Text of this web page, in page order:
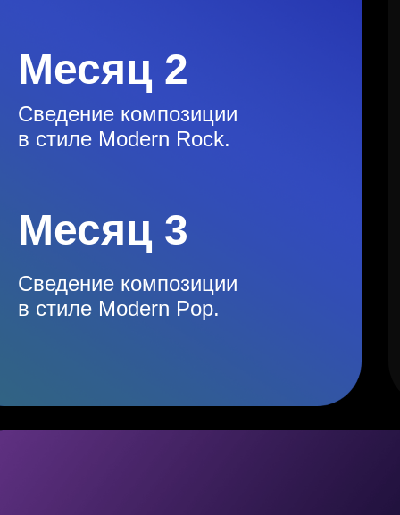
Месяц 3
Сведение композиции
в стиле Modern Pop.
Сведение композиции
в стиле Modern Rock.
Месяц 2